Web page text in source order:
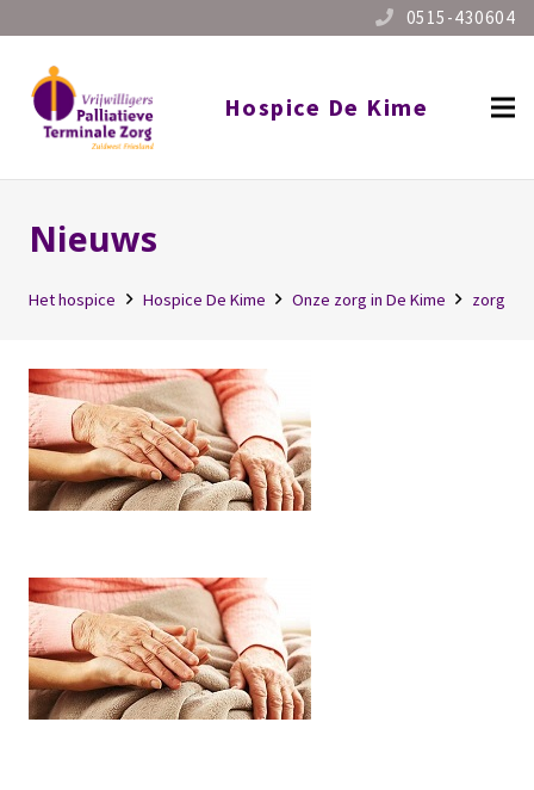
0515-430604
Hospice De Kime
Nieuws
Het hospice Hospice De Kime Onze zorg in De Kime zorg